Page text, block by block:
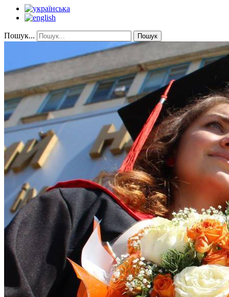
Пошук... Пошук